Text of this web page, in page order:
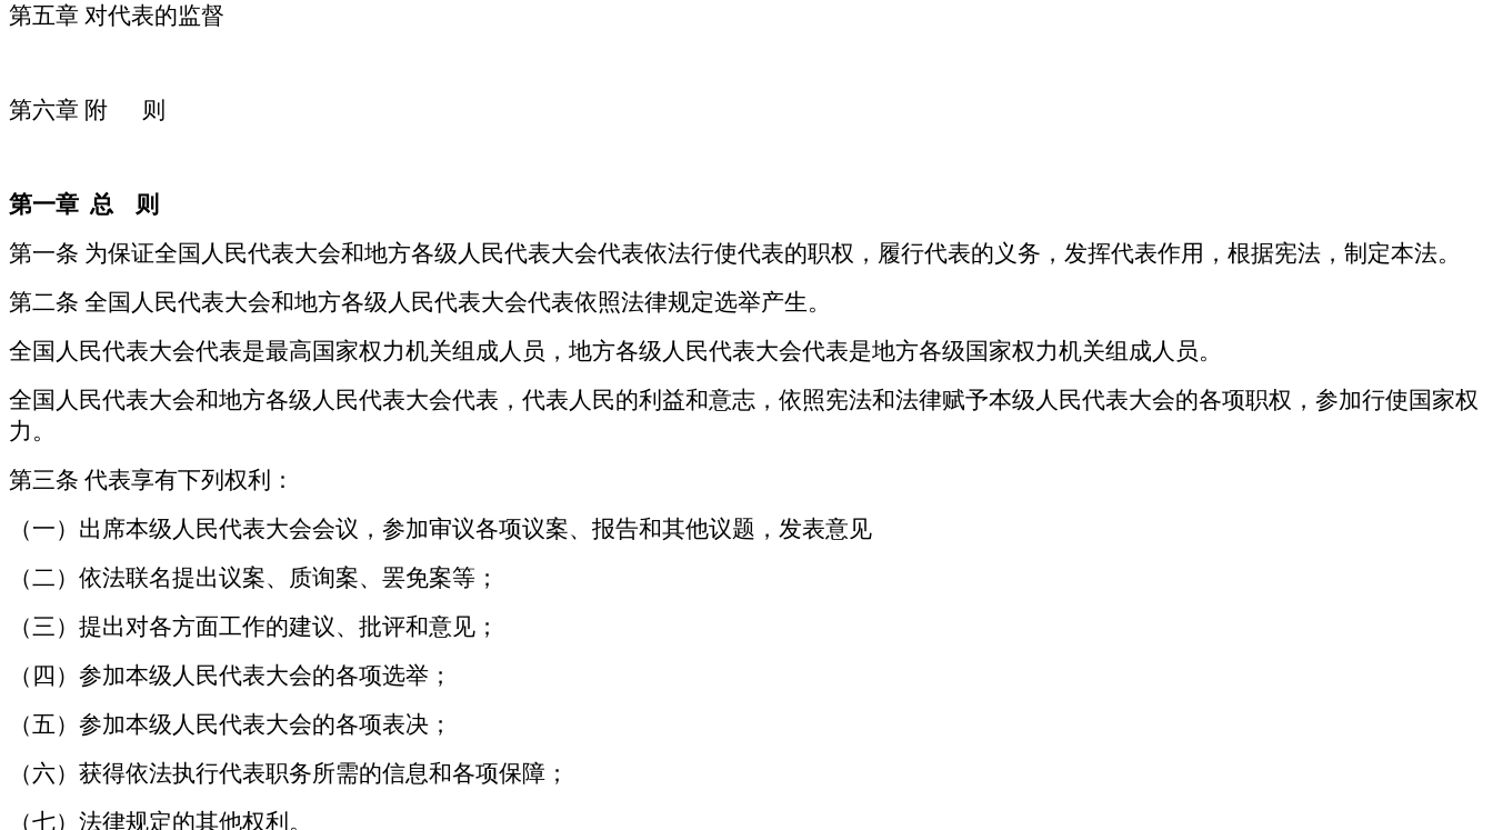
第五章 对代表的监督
第六章 附 则
第一章 总 则
第一条 为保证全国人民代表大会和地方各级人民代表大会代表依法行使代表的职权，履行代表的义务，发挥代表作用，根据宪法，制定本法。
第二条 全国人民代表大会和地方各级人民代表大会代表依照法律规定选举产生。
全国人民代表大会代表是最高国家权力机关组成人员，地方各级人民代表大会代表是地方各级国家权力机关组成人员。
全国人民代表大会和地方各级人民代表大会代表，代表人民的利益和意志，依照宪法和法律赋予本级人民代表大会的各项职权，参加行使国家权
力。
第三条 代表享有下列权利：
（一）出席本级人民代表大会会议，参加审议各项议案、报告和其他议题，发表意见
（二）依法联名提出议案、质询案、罢免案等；
（三）提出对各方面工作的建议、批评和意见；
（四）参加本级人民代表大会的各项选举；
（五）参加本级人民代表大会的各项表决；
（六）获得依法执行代表职务所需的信息和各项保障；
（七）法律规定的其他权利。